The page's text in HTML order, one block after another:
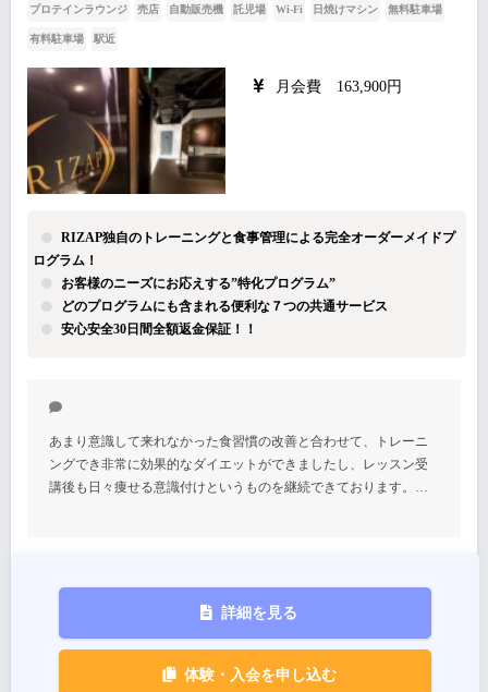
プロテインラウンジ 売店 自動販売機 託児場 Wi-Fi 日焼けマシン 無料駐車場
有料駐車場 駅近
月会費 163,900円
RIZAP独自のトレーニングと食事管理による完全オーダーメイドプ
ログラム！
お客様のニーズにお応えする”特化プログラム”
どのプログラムにも含まれる便利な７つの共通サービス
安心安全30日間全額返金保証！！
あまり意識して来れなかった食習慣の改善と合わせて、トレーニ
ングでき非常に効果的なダイエットができましたし、レッスン受
講後も日々痩せる意識付けというものを継続できております。…
詳細を見る
体験・入会を申し込む